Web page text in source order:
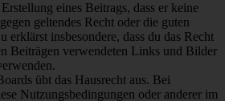
eines Beitrags, dass er keine
geltendes Recht oder die guten
erklärst insbesondere, dass du das Recht
Beiträgen verwendeten Links und Bilder
übt das Hausrecht aus. Bei
Nutzungsbedingungen oder anderer im